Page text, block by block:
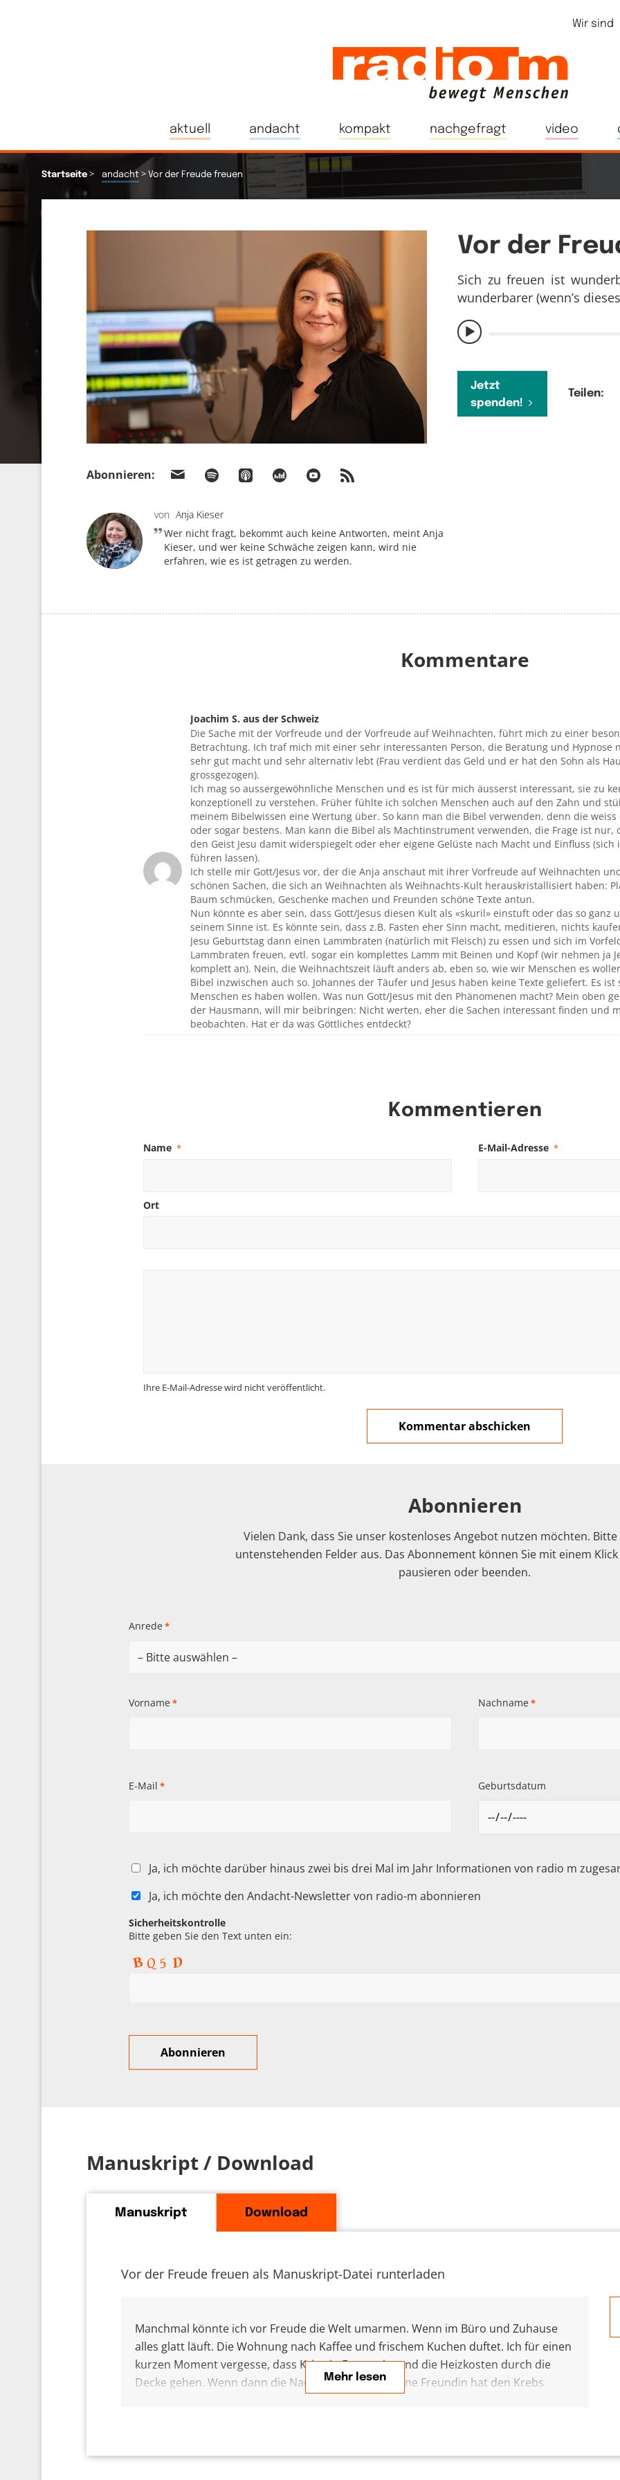
Wir sind
aktuell andacht kompakt nachgefragt video
Startseite > andacht > Vor der Freude freuen
Abonnieren:
Vor der
Sich zu freuen ist
wunderbarer (wenn’s
Jetzt
spenden!
Teilen:
von Anja Kieser
Wer nicht fragt, bekommt auch keine Antworten, meint Anja
Kieser, und wer keine Schwäche zeigen kann, wird nie
erfahren, wie es ist getragen zu werden.
Kommentare
Joachim S. aus der Schweiz
sagte:
Die Sache mit der Vorfreude und der Vorfreude auf Weihnachten, führt mich zu einer
Betrachtung. Ich traf mich mit einer sehr interessanten Person, die Beratung und Hypnose
sehr gut macht und sehr alternativ lebt (Frau verdient das Geld und er hat den Sohn als
grossgezogen).
Ich mag so aussergewöhnliche Menschen und es ist für mich äusserst interessant, sie zu
konzeptionell zu verstehen. Früher fühlte ich solchen Menschen auch auf den Zahn und
meinem Bibelwissen eine Wertung über. So kann man die Bibel verwenden, denn die weiss
oder sogar bestens. Man kann die Bibel als Machtinstrument verwenden, die Frage ist nur,
den Geist Jesu damit widerspiegelt oder eher eigene Gelüste nach Macht und Einfluss (sich
führen lassen).
Ich stelle mir Gott/Jesus vor, der die Anja anschaut mit ihrer Vorfreude auf Weihnachten
schönen Sachen, die sich an Weihnachten als Weihnachts-Kult herauskristallisiert haben:
Baum schmücken, Geschenke machen und Freunden schöne Texte antun.
Nun könnte es aber sein, dass Gott/Jesus diesen Kult als «skuril» einstuft oder das so ganz
seinem Sinne ist. Es könnte sein, dass z.B. Fasten eher Sinn macht, meditieren, nichts
Jesu Geburtstag dann einen Lammbraten (natürlich mit Fleisch) zu essen und sich im
Lammbraten freuen, evtl. sogar ein komplettes Lamm mit Beinen und Kopf (wir nehmen ja
komplett an). Nein, die Weihnachtszeit läuft anders ab, eben so, wie wir Menschen es
Bibel inzwischen auch so. Johannes der Täufer und Jesus haben keine Texte geliefert. Es ist
Menschen es haben wollen. Was nun Gott/Jesus mit den Phänomenen macht? Mein oben
der Hausmann, will mir beibringen: Nicht werten, eher die Sachen interessant finden und
beobachten. Hat er da was Göttliches entdeckt?
Kommentieren
Name * E-Mail-Adresse *
Ort
Ihre E-Mail-Adresse wird nicht veröffentlicht.
Abonnieren
Vielen Dank, dass Sie unser kostenloses Angebot nutzen möchten.
untenstehenden Felder aus. Das Abonnement können Sie mit einem
pausieren oder beenden.
Anrede *
Vorname * Nachname *
E-Mail * Geburtsdatum
Ja, ich möchte darüber hinaus zwei bis drei Mal im Jahr Informationen von radio m
Ja, ich möchte den Andacht-Newsletter von radio-m abonnieren
Sicherheitskontrolle
Bitte geben Sie den Text unten ein:
Manuskript / Download
Manuskript Download
Vor der Freude freuen als Manuskript-Datei runterladen
Manchmal könnte ich vor Freude die Welt umarmen. Wenn im Büro und Zuhause
alles glatt läuft. Die Wohnung nach Kaffee und frischem Kuchen duftet. Ich für einen
kurzen Moment vergesse, dass Krieg in Europa ist und die Heizkosten durch die
Decke gehen. Wenn dann die Nachricht kommt: Meine Freundin hat den Krebs
wenn sie morgens ihren Adventskalender öffnen oder wissen, dass jemand sich am
Mehr lesen